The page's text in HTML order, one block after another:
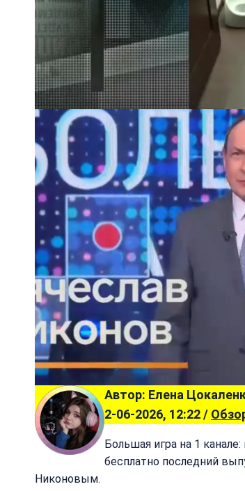
Автор: Елена
2-06-2026, 12:22 /
Большая игра на 1
бесплатно последний
Никоновым.